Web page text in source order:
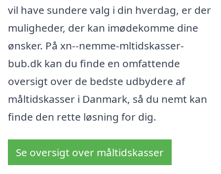
vil have sundere valg i din hverdag, er der
muligheder, der kan imødekomme dine
ønsker. På xn--nemme-mltidskasser-
bub.dk kan du finde en omfattende
oversigt over de bedste udbydere af
måltidskasser i Danmark, så du nemt kan
finde den rette løsning for dig.
Se oversigt over måltidskasser